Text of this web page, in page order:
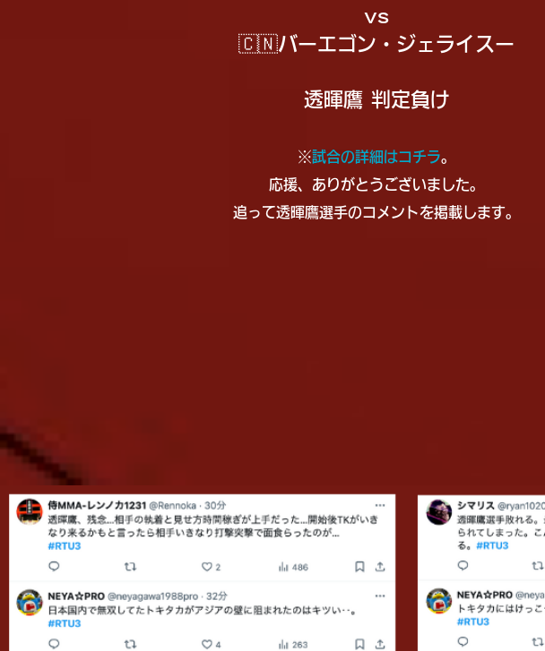
vs
🇨🇳バーエゴン・ジェライスー
透暉鷹 判定負け
※試合の詳細はコチラ。
応援、ありがとうございました。
追って透暉鷹選手のコメントを掲載します。